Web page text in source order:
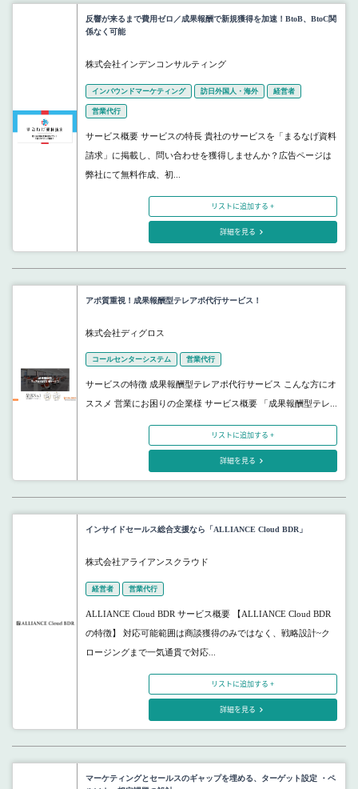
反響が来るまで費用ゼロ／成果報酬で新規獲得を加速！BtoB、BtoC関
係なく可能
株式会社インデンコンサルティング
インバウンドマーケティング 訪日外国人・海外 経営者
営業代行
サービス概要 サービスの特長 貴社のサービスを「まるなげ資料
請求」に掲載し、問い合わせを獲得しませんか？広告ページは
弊社にて無料作成、初...
リストに追加する +
詳細を見る
アポ質重視！成果報酬型テレアポ代行サービス！
株式会社ディグロス
コールセンターシステム 営業代行
サービスの特徴 成果報酬型テレアポ代行サービス こんな方にオ
ススメ 営業にお困りの企業様 サービス概要 「成果報酬型テレ...
リストに追加する +
詳細を見る
インサイドセールス総合支援なら「ALLIANCE Cloud BDR」
株式会社アライアンスクラウド
経営者 営業代行
ALLIANCE Cloud BDR サービス概要 【ALLIANCE Cloud BDR
の特徴】 対応可能範囲は商談獲得のみではなく、戦略設計~ク
ロージングまで一気通貫で対応...
リストに追加する +
詳細を見る
マーケティングとセールスのギャップを埋める、ターゲット設定 ・ペ